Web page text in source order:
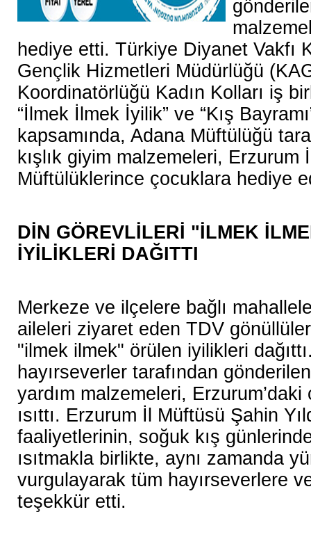
hediye etti. Türkiye Diyanet Vakfı
Gençlik Hizmetleri Müdürlüğü
Koordinatörlüğü Kadın Kolları iş
“İlmek İlmek İyilik” ve “Kış
kapsamında, Adana Müftülüğü
kışlık giyim malzemeleri, Erzurum
Müftülüklerince çocuklara hediye
DİN GÖREVLİLERİ "İLMEK
İYİLİKLERİ DAĞITTI
Merkeze ve ilçelere bağlı
aileleri ziyaret eden TDV
"ilmek ilmek" örülen iyilikleri
hayırseverler tarafından
yardım malzemeleri,
ısıttı. Erzurum İl Müftüsü Şahin
faaliyetlerinin, soğuk kış
ısıtmakla birlikte, aynı zamanda
vurgulayarak tüm hayırseverlere
teşekkür etti.